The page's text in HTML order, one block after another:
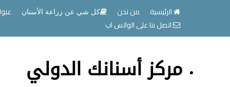
الرئيسية من نحن كل شي عن زراعة الأسنان
اتصل بنا على الواتس اب
مركز أسنانك الدولي